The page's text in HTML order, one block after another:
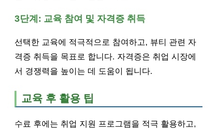
3단계: 교육 참여 및 자격증 취득
선택한 교육에 적극적으로 참여하고, 뷰티 관련 자
격증 취득을 목표로 합니다. 자격증은 취업 시장에
서 경쟁력을 높이는 데 도움이 됩니다.
교육 후 활용 팁
수료 후에는 취업 지원 프로그램을 적극 활용하고,